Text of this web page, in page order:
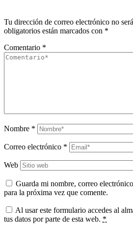
Tu dirección de correo electrónico no
obligatorios están marcados con *
Comentario *
Nombre *
Correo electrónico *
Web
Guarda mi nombre, correo
para la próxima vez que comente.
Al usar este formulario accedes al
tus datos por parte de esta web. *